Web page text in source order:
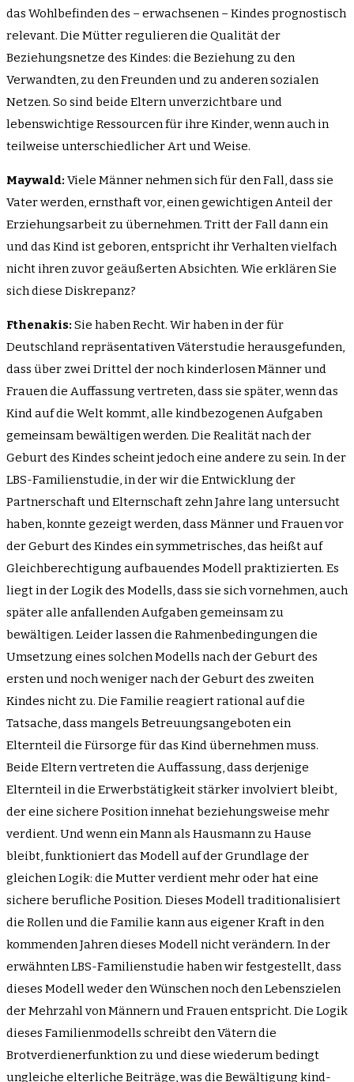
das Wohlbefinden des – erwachsenen – Kindes prognostisch
relevant. Die Mütter regulieren die Qualität der
Beziehungsnetze des Kindes: die Beziehung zu den
Verwandten, zu den Freunden und zu anderen sozialen
Netzen. So sind beide Eltern unverzichtbare und
lebenswichtige Ressourcen für ihre Kinder, wenn auch in
teilweise unterschiedlicher Art und Weise.
Maywald: Viele Männer nehmen sich für den Fall, dass sie
Vater werden, ernsthaft vor, einen gewichtigen Anteil der
Erziehungsarbeit zu übernehmen. Tritt der Fall dann ein
und das Kind ist geboren, entspricht ihr Verhalten vielfach
nicht ihren zuvor geäußerten Absichten. Wie erklären Sie
sich diese Diskrepanz?
Fthenakis: Sie haben Recht. Wir haben in der für
Deutschland repräsentativen Väterstudie herausgefunden,
dass über zwei Drittel der noch kinderlosen Männer und
Frauen die Auffassung vertreten, dass sie später, wenn das
Kind auf die Welt kommt, alle kindbezogenen Aufgaben
gemeinsam bewältigen werden. Die Realität nach der
Geburt des Kindes scheint jedoch eine andere zu sein. In der
LBS-Familienstudie, in der wir die Entwicklung der
Partnerschaft und Elternschaft zehn Jahre lang untersucht
haben, konnte gezeigt werden, dass Männer und Frauen vor
der Geburt des Kindes ein symmetrisches, das heißt auf
Gleichberechtigung aufbauendes Modell praktizierten. Es
liegt in der Logik des Modells, dass sie sich vornehmen, auch
später alle anfallenden Aufgaben gemeinsam zu
bewältigen. Leider lassen die Rahmenbedingungen die
Umsetzung eines solchen Modells nach der Geburt des
ersten und noch weniger nach der Geburt des zweiten
Kindes nicht zu. Die Familie reagiert rational auf die
Tatsache, dass mangels Betreuungsangeboten ein
Elternteil die Fürsorge für das Kind übernehmen muss.
Beide Eltern vertreten die Auffassung, dass derjenige
Elternteil in die Erwerbstätigkeit stärker involviert bleibt,
der eine sichere Position innehat beziehungsweise mehr
verdient. Und wenn ein Mann als Hausmann zu Hause
bleibt, funktioniert das Modell auf der Grundlage der
gleichen Logik: die Mutter verdient mehr oder hat eine
sichere berufliche Position. Dieses Modell traditionalisiert
die Rollen und die Familie kann aus eigener Kraft in den
kommenden Jahren dieses Modell nicht verändern. In der
erwähnten LBS-Familienstudie haben wir festgestellt, dass
dieses Modell weder den Wünschen noch den Lebenszielen
der Mehrzahl von Männern und Frauen entspricht. Die Logik
dieses Familienmodells schreibt den Vätern die
Brotverdienerfunktion zu und diese wiederum bedingt
ungleiche elterliche Beiträge, was die Bewältigung kind-